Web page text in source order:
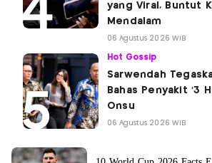
yang Viral, Buntut
Mendalam
06 Agustus 2026 WIB
Hot Gossip
Sarwendah
Bahas Penyakit '3
Onsu
06 Agustus 2026 WIB